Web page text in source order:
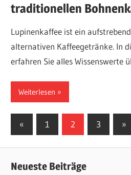
traditionellen
Lupinenkaffee ist ein
alternativen Kaffeegetränke. In
erfahren Sie alles Wissenswerte
Weiterlesen
Beiträge
« Vorherige
Beiträge
1 2 3 »
Neueste Beiträge